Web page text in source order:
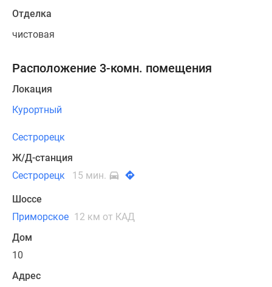
Отделка
чистовая
Расположение 3-комн. помещения
Локация
Курортный
Сестрорецк
Ж/Д-станция
Сестрорецк
15 мин.
Шоссе
Приморское 12 км от КАД
Дом
10
Адрес